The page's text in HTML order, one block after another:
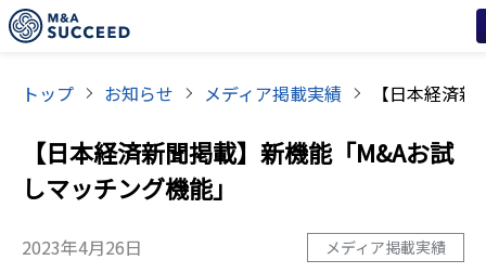
トップ お知らせ メディア掲載実績
【日本経済新聞掲載】新機能「M&Aお試
しマッチング機能」
2023年4月26日 メディア掲載実績